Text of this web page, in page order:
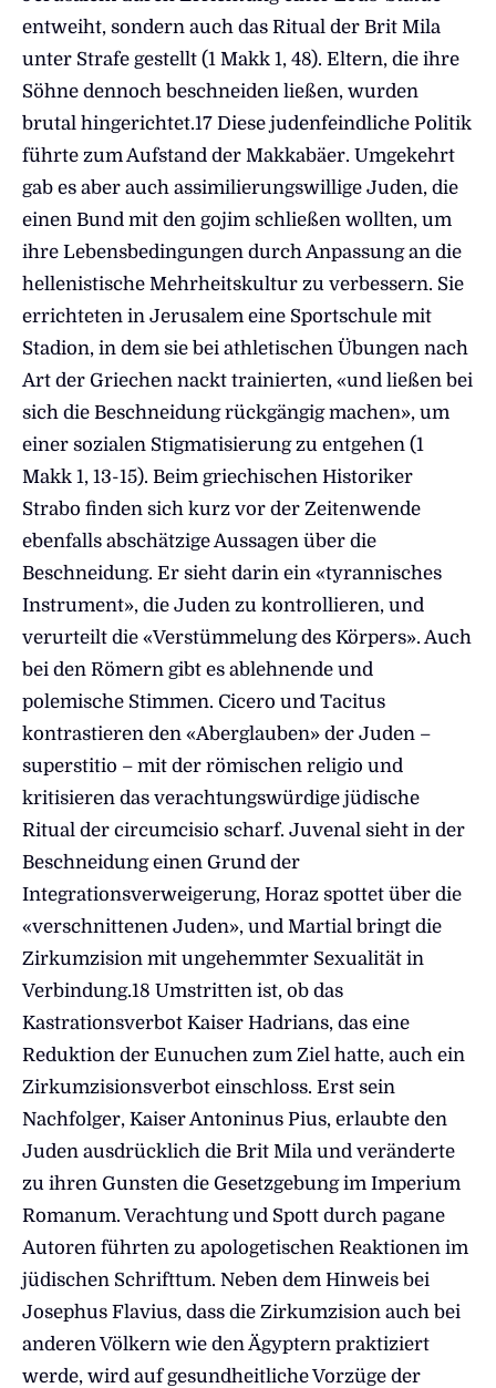
entweiht, sondern auch das Ritual der Brit Mila
unter Strafe gestellt (1 Makk 1, 48). Eltern, die ihre
Söhne dennoch beschneiden ließen, wurden
brutal hingerichtet.17 Diese judenfeindliche Politik
führte zum Aufstand der Makkabäer. Umgekehrt
gab es aber auch assimilierungswillige Juden, die
einen Bund mit den gojim schließen wollten, um
ihre Lebensbedingungen durch Anpassung an die
hellenistische Mehrheitskultur zu verbessern. Sie
errichteten in Jerusalem eine Sportschule mit
Stadion, in dem sie bei athletischen Übungen nach
Art der Griechen nackt trainierten, «und ließen bei
sich die Beschneidung rückgängig machen», um
einer sozialen Stigmatisierung zu entgehen (1
Makk 1, 13-15). Beim griechischen Historiker
Strabo finden sich kurz vor der Zeitenwende
ebenfalls abschätzige Aussagen über die
Beschneidung. Er sieht darin ein «tyrannisches
Instrument», die Juden zu kontrollieren, und
verurteilt die «Verstümmelung des Körpers». Auch
bei den Römern gibt es ablehnende und
polemische Stimmen. Cicero und Tacitus
kontrastieren den «Aberglauben» der Juden –
superstitio – mit der römischen religio und
kritisieren das verachtungswürdige jüdische
Ritual der circumcisio scharf. Juvenal sieht in der
Beschneidung einen Grund der
Integrationsverweigerung, Horaz spottet über die
«verschnittenen Juden», und Martial bringt die
Zirkumzision mit ungehemmter Sexualität in
Verbindung.18 Umstritten ist, ob das
Kastrationsverbot Kaiser Hadrians, das eine
Reduktion der Eunuchen zum Ziel hatte, auch ein
Zirkumzisionsverbot einschloss. Erst sein
Nachfolger, Kaiser Antoninus Pius, erlaubte den
Juden ausdrücklich die Brit Mila und veränderte
zu ihren Gunsten die Gesetzgebung im Imperium
Romanum. Verachtung und Spott durch pagane
Autoren führten zu apologetischen Reaktionen im
jüdischen Schrifttum. Neben dem Hinweis bei
Josephus Flavius, dass die Zirkumzision auch bei
anderen Völkern wie den Ägyptern praktiziert
werde, wird auf gesundheitliche Vorzüge der